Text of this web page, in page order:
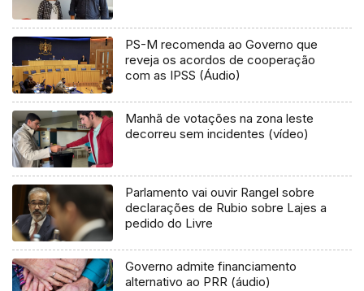
PS-M recomenda ao Governo que
reveja os acordos de cooperação
com as IPSS (Áudio)
Manhã de votações na zona leste
decorreu sem incidentes (vídeo)
Parlamento vai ouvir Rangel sobre
declarações de Rubio sobre Lajes a
pedido do Livre
Governo admite financiamento
alternativo ao PRR (áudio)